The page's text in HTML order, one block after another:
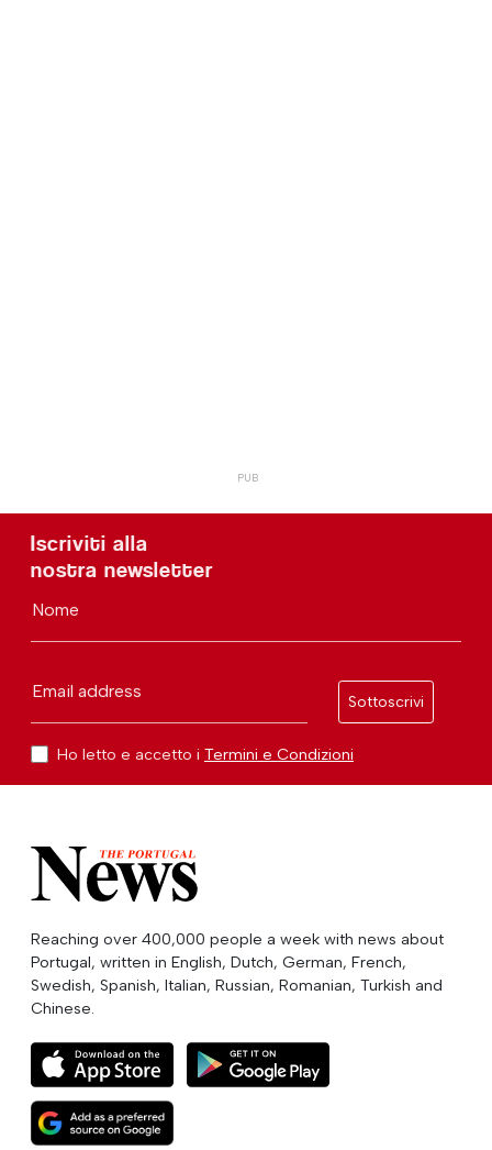
Iscriviti alla
nostra newsletter
Nome
Email address
Sottoscrivi
Ho letto e accetto i Termini e Condizioni
Reaching over 400,000 people a week with news about
Portugal, written in English, Dutch, German, French,
Swedish, Spanish, Italian, Russian, Romanian, Turkish and
Chinese.